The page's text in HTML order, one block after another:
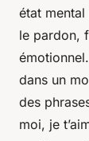
état
le pardon,
dans un
des
moi, je